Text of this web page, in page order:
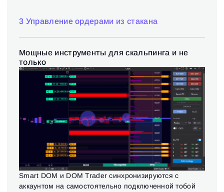
3 Управление ордерами из стакана
Мощные инструменты для скальпинга и не
только
Smart DOM и DOM Trader синхронизируются с
аккаунтом на самостоятельно подключенной тобой